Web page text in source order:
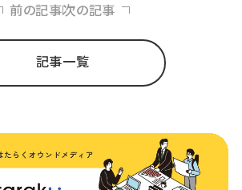
前の記事次の記事
記事一覧